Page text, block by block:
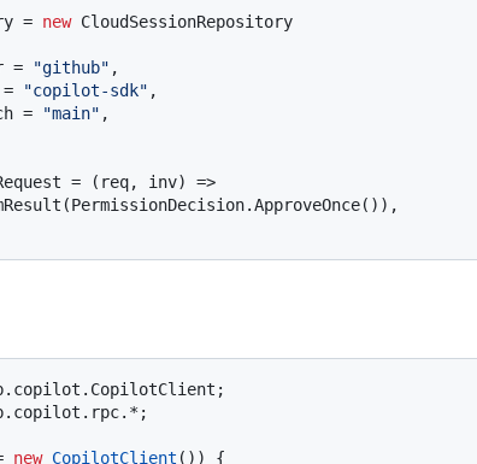
=
new CloudSessionRepository
=
"github" ,
=
"copilot-sdk" ,
=
"main" ,
new CopilotClient ()) {